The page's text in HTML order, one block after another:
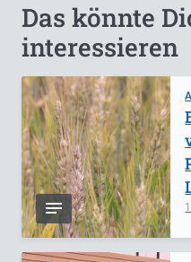
Das könnte
interessieren